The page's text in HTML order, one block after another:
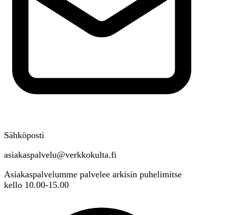
Sähköposti
asiakaspalvelu@verkkokulta.fi
Asiakaspalvelumme palvelee arkisin puhelimitse
kello 10.00-15.00